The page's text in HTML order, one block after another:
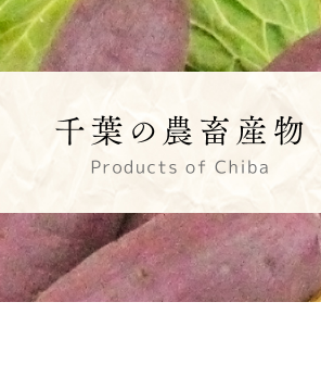
ンキング等（統計資料）
目から探す
農情報
部門のご紹介